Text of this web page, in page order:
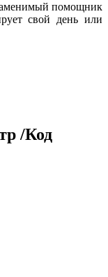
помощник
свой день или
/Код